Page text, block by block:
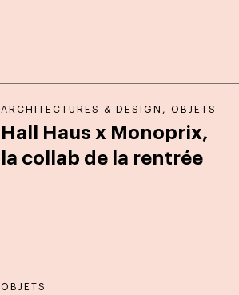
ARCHITECTURES & DESIGN ,OBJETS
Hall Haus x Monoprix,
la collab de la rentrée
OBJETS